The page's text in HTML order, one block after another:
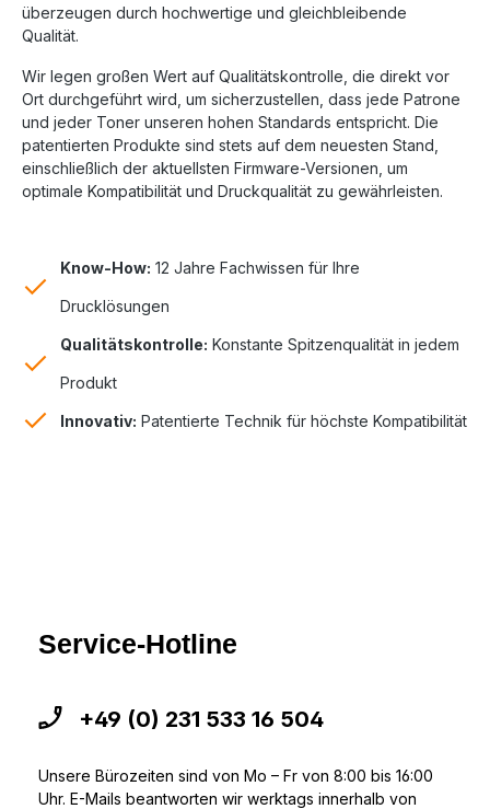
überzeugen durch hochwertige und gleichbleibende
Qualität.
Wir legen großen Wert auf Qualitätskontrolle, die direkt vor
Ort durchgeführt wird, um sicherzustellen, dass jede Patrone
und jeder Toner unseren hohen Standards entspricht. Die
patentierten Produkte sind stets auf dem neuesten Stand,
einschließlich der aktuellsten Firmware-Versionen, um
optimale Kompatibilität und Druckqualität zu gewährleisten.
Know-How: 12 Jahre Fachwissen für Ihre
Drucklösungen
Qualitätskontrolle: Konstante Spitzenqualität in jedem
Produkt
Innovativ: Patentierte Technik für höchste Kompatibilität
Service-Hotline
+49 (0) 231 533 16 504
Unsere Bürozeiten sind von Mo – Fr von 8:00 bis 16:00
Uhr. E-Mails beantworten wir werktags innerhalb von